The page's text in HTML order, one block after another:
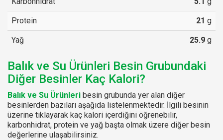
Protein 21 g
Yağ 25.9 g
Balık ve Su Ürünleri Besin Grubundaki
Diğer Besinler Kaç Kalori?
Balık ve Su Ürünleri besin grubunda yer alan diğer
besinlerden bazıları aşağıda listelenmektedir. İlgili besinin
üzerine tıklayarak kaç kalori içerdiğini öğrenebilir,
karbonhidrat, protein ve yağ başta olmak üzere diğer besin
değerlerine ulaşabilirsiniz.